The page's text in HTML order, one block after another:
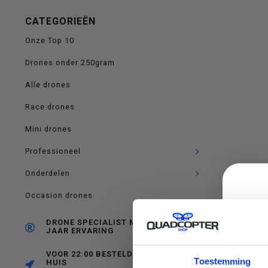
Toestemming
om
CATEGORIEËN
Onze Top 10
Drones onder 250gram
Alle drones
Race drones
Mini drones
Professioneel
Onderdelen
Occasion drones
DRONE SPECIALIST MET RUIM 10
JAAR ERVARING
VOOR 22:00 BESTELD, MORGEN IN
HUIS